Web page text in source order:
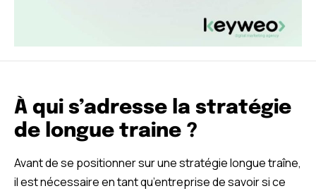
À qui s’adresse la stratégie
de longue traine ?
Avant de se positionner sur une stratégie longue traîne,
il est nécessaire en tant qu’entreprise de savoir si ce